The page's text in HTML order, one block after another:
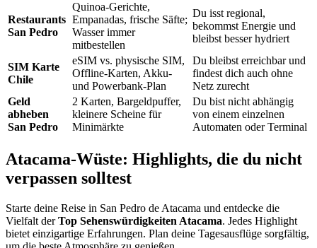
Restaurants
San Pedro
Quinoa-Gerichte,
Empanadas, frische Säfte;
Wasser immer
mitbestellen
Du isst regional,
bekommst Energie und
bleibst besser hydriert
SIM Karte
Chile
eSIM vs. physische SIM,
Offline-Karten, Akku-
und Powerbank-Plan
Du bleibst erreichbar und
findest dich auch ohne
Netz zurecht
Geld
abheben
San Pedro
2 Karten, Bargeldpuffer,
kleinere Scheine für
Minimärkte
Du bist nicht abhängig
von einem einzelnen
Automaten oder Terminal
Atacama-Wüste: Highlights, die du nicht
verpassen solltest
Starte deine Reise in San Pedro de Atacama und entdecke die
Vielfalt derTop Sehenswürdigkeiten Atacama. Jedes Highlight
bietet einzigartige Erfahrungen. Plan deine Tagesausflüge sorgfältig,